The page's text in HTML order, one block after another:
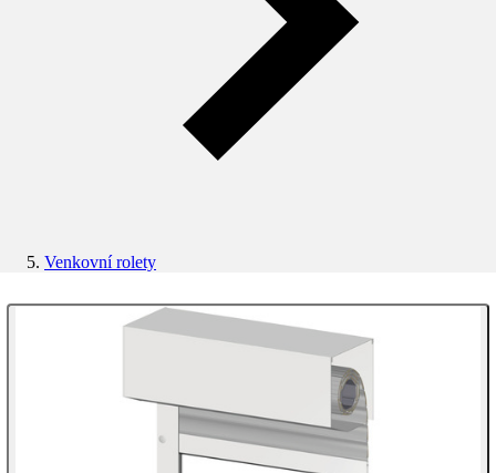
Venkovní rolety